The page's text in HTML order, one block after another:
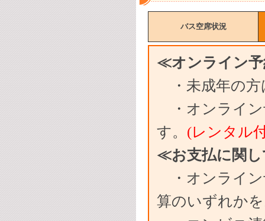
バス空席状況
≪オンライン
・未成年の方
・オンライン
す。 (レンタル
≪お支払に関
・オンライン
算のいずれか